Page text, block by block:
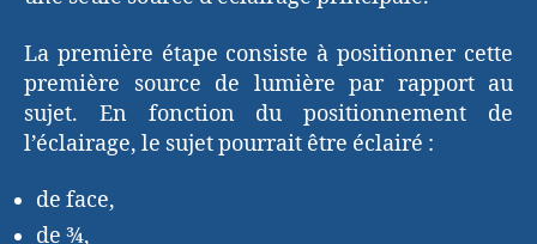
La première étape consiste à positionner cette
première source de lumière par rapport au
sujet. En fonction du positionnement de
l’éclairage, le sujet pourrait être éclairé :
de face,
de ¾,